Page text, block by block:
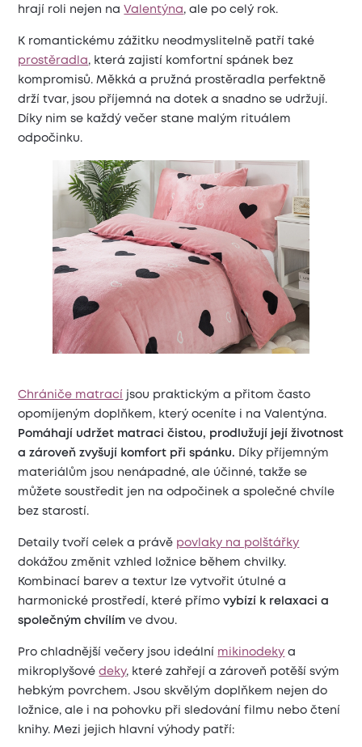
hrají roli nejen naValentýna, ale po celý rok.
K romantickému zážitku neodmyslitelně patří také
prostěradla, která zajistí komfortní spánek bez
kompromisů. Měkká a pružná prostěradla perfektně
drží tvar, jsou příjemná na dotek a snadno se udržují.
Díky nim se každý večer stane malým rituálem
odpočinku.
Chrániče matrací jsou praktickým a přitom často
opomíjeným doplňkem, který oceníte i na Valentýna.
Pomáhají udržet matraci čistou, prodlužují její životnost
a zároveň zvyšují komfort při spánku.
Díky příjemným
materiálům jsou nenápadné, ale účinné, takže se
můžete soustředit jen na odpočinek a společné chvíle
bez starostí.
Detaily tvoří celek a právě povlaky na polštářky
dokážou změnit vzhled ložnice během chvilky.
Kombinací barev a textur lze vytvořit útulné a
harmonické prostředí, které přímovybízí k relaxaci a
společným chvílím ve dvou.
Pro chladnější večery jsou ideální mikinodeky a
mikroplyšovédeky, které zahřejí a zároveň potěší svým
hebkým povrchem. Jsou skvělým doplňkem nejen do
ložnice, ale i na pohovku při sledování filmu nebo čtení
knihy. Mezi jejich hlavní výhody patří: